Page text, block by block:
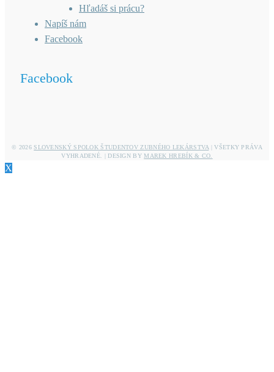
Hľadáš si prácu?
Napíš nám
Facebook
Facebook
© 2026SLOVENSKÝ SPOLOK ŠTUDENTOV ZUBNÉHO LEKÁRSTVA | VŠETKY PRÁVA
VYHRADENÉ. | DESIGN BYMAREK HREBÍK & CO.
X